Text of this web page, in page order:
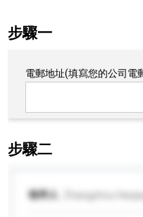
步驟一
電郵地址(填寫您的公司電
步驟二
收件人